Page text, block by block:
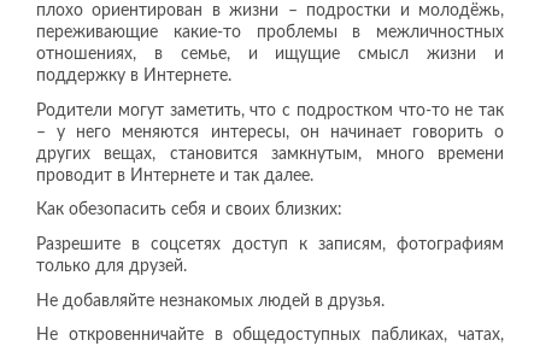
плохо ориентирован в жизни – подростки и молодёжь,
переживающие какие-то проблемы в межличностных
отношениях, в семье, и ищущие смысл жизни и
поддержку в Интернете.
Родители могут заметить, что с подростком что-то не так
– у него меняются интересы, он начинает говорить о
других вещах, становится замкнутым, много времени
проводит в Интернете и так далее.
Как обезопасить себя и своих близких:
Разрешите в соцсетях доступ к записям, фотографиям
только для друзей.
Не добавляйте незнакомых людей в друзья.
Не откровенничайте в общедоступных пабликах, чатах,